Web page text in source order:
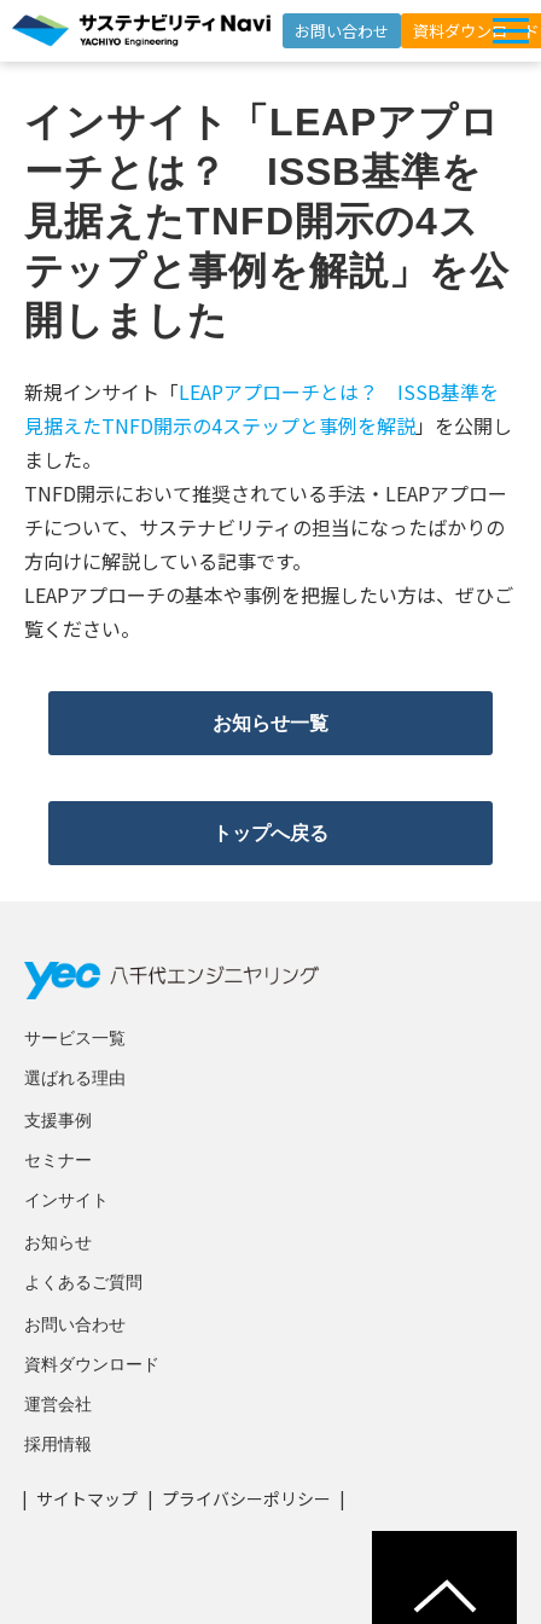
お問い合わせ 資料ダウンロード
選ばれる理由
支援事例
セミナー
インサイト
よくあるご質問
インサイト「LEAPアプロ
ーチとは？　ISSB基準を
見据えたTNFD開示の4ス
テップと事例を解説」を公
開しました
新規インサイト「LEAPアプローチとは？ ISSB基準を
見据えたTNFD開示の4ステップと事例を解説」を公開し
ました。
TNFD開示において推奨されている手法・LEAPアプロー
チについて、サステナビリティの担当になったばかりの
方向けに解説している記事です。
LEAPアプローチの基本や事例を把握したい方は、ぜひご
覧ください。
お知らせ一覧
トップへ戻る
サービス一覧
選ばれる理由
支援事例
セミナー
インサイト
お知らせ
よくあるご質問
お問い合わせ
資料ダウンロード
運営会社
採用情報
サイトマップ プライバシーポリシー